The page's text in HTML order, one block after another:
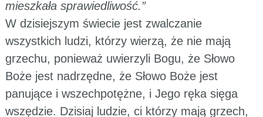
mieszkała sprawiedliwość.”
W dzisiejszym świecie jest zwalczanie
wszystkich ludzi, którzy wierzą, że nie mają
grzechu, ponieważ uwierzyli Bogu, że Słowo
Boże jest nadrzędne, że Słowo Boże jest
panujące i wszechpotężne, i Jego ręka sięga
wszędzie. Dzisiaj ludzie, ci którzy mają grzech,